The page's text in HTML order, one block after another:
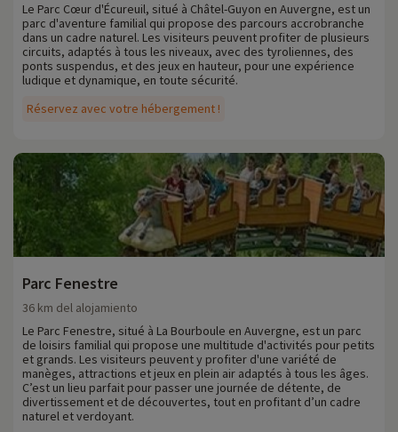
Réservez avec votre hébergement !
Le Parc Cœur d'Écureuil, situé à Châtel-Guyon en Auvergne, est un
parc d'aventure familial qui propose des parcours accrobranche
dans un cadre naturel. Les visiteurs peuvent profiter de plusieurs
circuits, adaptés à tous les niveaux, avec des tyroliennes, des
ponts suspendus, et des jeux en hauteur, pour une expérience
ludique et dynamique, en toute sécurité.
Parc Fenestre
36 km del alojamiento
Le Parc Fenestre, situé à La Bourboule en Auvergne, est un parc
de loisirs familial qui propose une multitude d'activités pour petits
et grands. Les visiteurs peuvent y profiter d'une variété de
manèges, attractions et jeux en plein air adaptés à tous les âges.
C’est un lieu parfait pour passer une journée de détente, de
divertissement et de découvertes, tout en profitant d’un cadre
naturel et verdoyant.